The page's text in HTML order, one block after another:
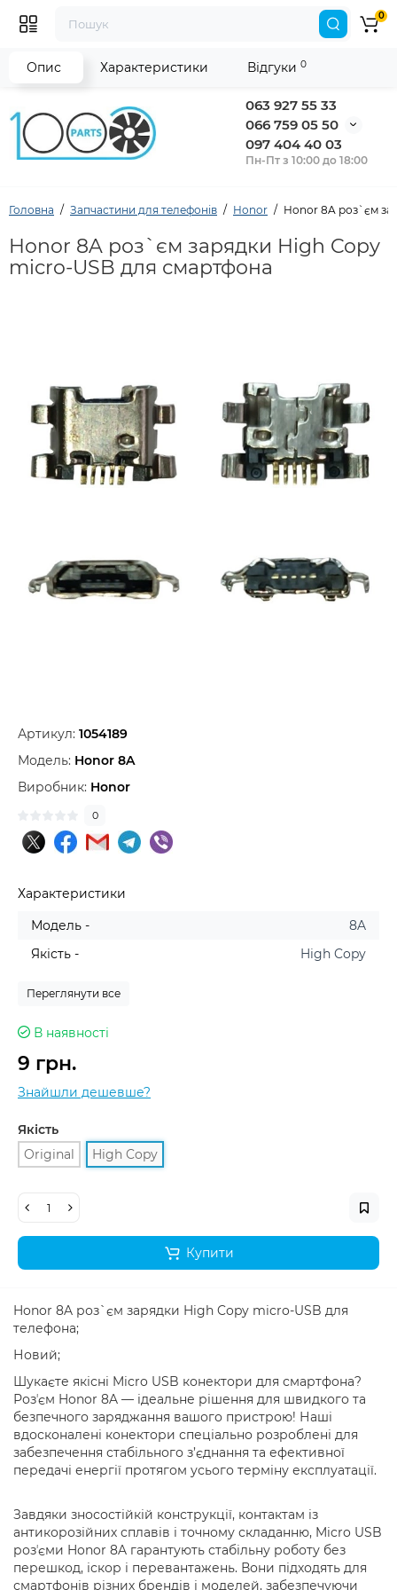
063 927 55 33
066 759 05 50
097 404 40 03
Пн-Пт з 10:00 до 18:00
0
Головна Запчастини для телефонів Honor Honor 8A роз`єм
Honor 8A роз`єм зарядки High Copy
micro-USB для смартфона
Артикул: 1054189
Модель: Honor 8A
Виробник: Honor
0
Характеристики
Модель -
8A
Якість -
High Copy
Переглянути все
В наявності
9 грн.
Знайшли дешевше?
Якість
Original
High Copy
Купити
Опис Характеристики Відгуки 0
Honor 8A роз`єм зарядки High Copy micro-USB для
телефона;
Новий;
Шукаєте якісні Micro USB конектори для смартфона?
Розʼєм Honor 8A — ідеальне рішення для швидкого та
безпечного заряджання вашого пристрою! Наші
вдосконалені конектори спеціально розроблені для
забезпечення стабільного з’єднання та ефективної
передачі енергії протягом усього терміну експлуатації.
Завдяки зносостійкій конструкції, контактам із
антикорозійних сплавів і точному складанню, Micro USB
розʼєми Honor 8A гарантують стабільну роботу без
перешкод, іскор і перевантажень. Вони підходять для
смартфонів різних брендів і моделей, забезпечуючи